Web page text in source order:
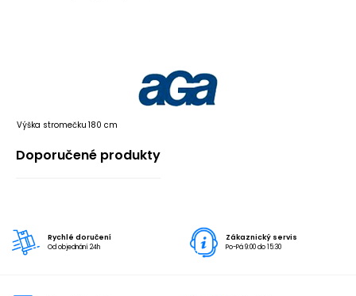
Výška stromečku 180 cm
Doporučené produkty
Rychlé doručení
Od objednání 24h
Zákaznický servis
Po-Pá 9:00 do 15:30